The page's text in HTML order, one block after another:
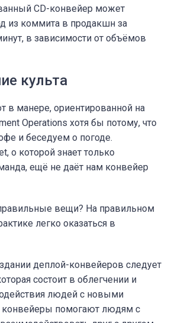
CD-конвейер может
из коммита в продакшн за
в зависимости от объёмов
культа
в манере, ориентированной на
Operations хотя бы потому, что
и беседуем о погоде.
о которой знает только
ещё не даёт нам конвейер
вещи? На правильном
легко оказаться в
деплой-конвейеров следует
состоит в облегчении и
людей с новыми
конвейеры помогают людям с